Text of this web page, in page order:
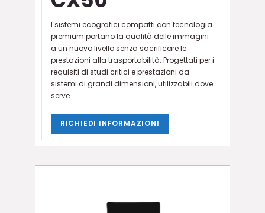
I sistemi ecografici compatti con tecnologia
premium portano la qualità delle immagini
a un nuovo livello senza sacrificare le
prestazioni alla trasportabilità. Progettati per i
requisiti di studi critici e prestazioni da
sistemi di grandi dimensioni, utilizzabili dove
serve.
RICHIEDI INFORMAZIONI